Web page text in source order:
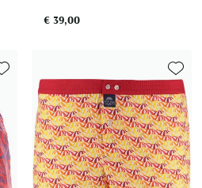
€ 39,00
Toevoegen aan favorieten